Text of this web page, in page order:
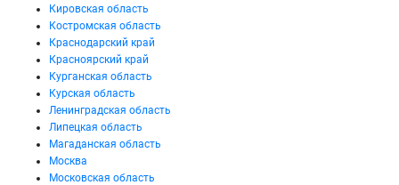
Кировская область
Костромская область
Краснодарский край
Красноярский край
Курганская область
Курская область
Ленинградская область
Липецкая область
Магаданская область
Москва
Московская область